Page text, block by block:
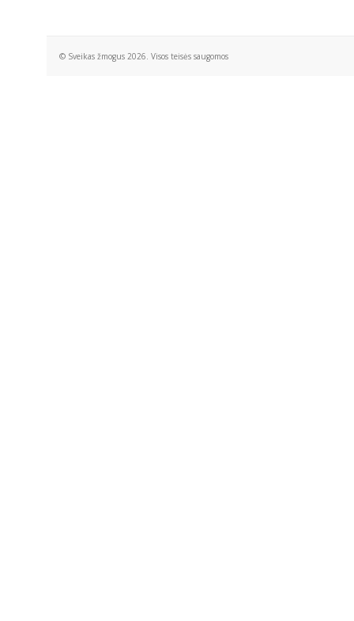
© Sveikas žmogus 2026. Visos teisės saugomos